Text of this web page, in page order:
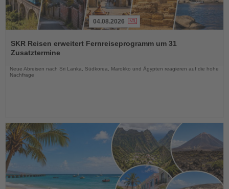
Sie
die
04.08.2026
SKR Reisen erweitert Fernreiseprogramm um 31
Zusatztermine
Neue Abreisen nach Sri Lanka, Südkorea, Marokko und Ägypten reagieren auf die hohe
Nachfrage